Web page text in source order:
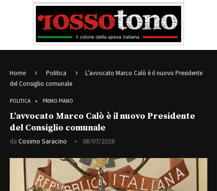
Home Politica
L’avvocato Marco Calò è il nuovo Presidente
del Consiglio comunale
POLITICA PRIMO PIANO
L’avvocato Marco Calò è il nuovo Presidente
del Consiglio comunale
da Cosimo Saracino 08/07/2026